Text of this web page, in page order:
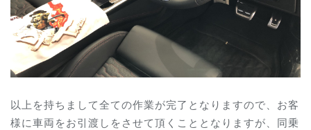
以上を持ちまして全ての作業が完了となりますので、お客
様に車両をお引渡しをさせて頂くこととなりますが、同乗